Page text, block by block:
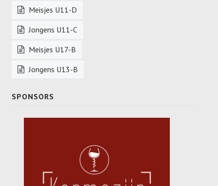
Meisjes U11-D
Jongens U11-C
Meisjes U17-B
Jongens U13-B
SPONSORS